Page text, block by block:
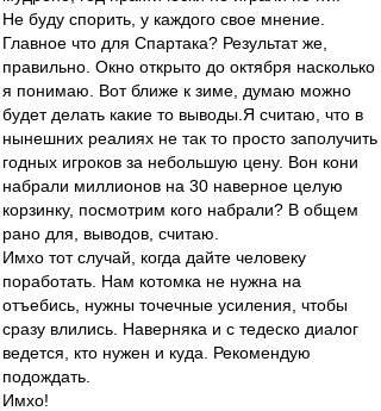
Не буду спорить, у каждого свое мнение.
Главное что для Спартака? Результат же,
правильно. Окно открыто до октября насколько
я понимаю. Вот ближе к зиме, думаю можно
будет делать какие то выводы.Я считаю, что в
нынешних реалиях не так то просто заполучить
годных игроков за небольшую цену. Вон кони
набрали миллионов на 30 наверное целую
корзинку, посмотрим кого набрали? В общем
рано для, выводов, считаю.
Имхо тот случай, когда дайте человеку
поработать. Нам котомка не нужна на
отъебись, нужны точечные усиления, чтобы
сразу влились. Наверняка и с тедеско диалог
ведется, кто нужен и куда. Рекомендую
подождать.
Имхо!